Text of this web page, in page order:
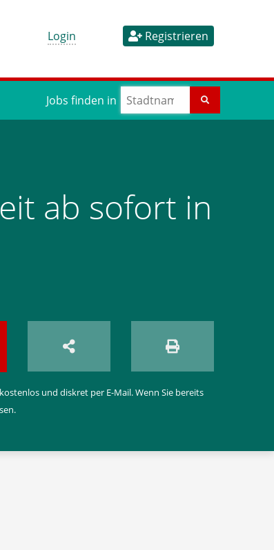
Login Registrieren
Jobs finden in
ab sofort in
und diskret per E-Mail. Wenn Sie bereits